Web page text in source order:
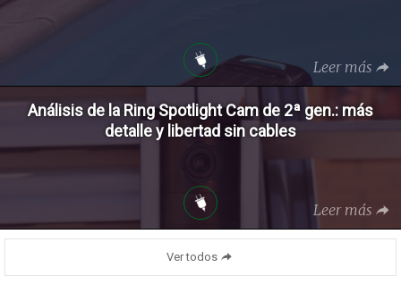
Leer más
Análisis de la Ring Spotlight Cam de 2ª gen.: más
detalle y libertad sin cables
Leer más
Ver todos